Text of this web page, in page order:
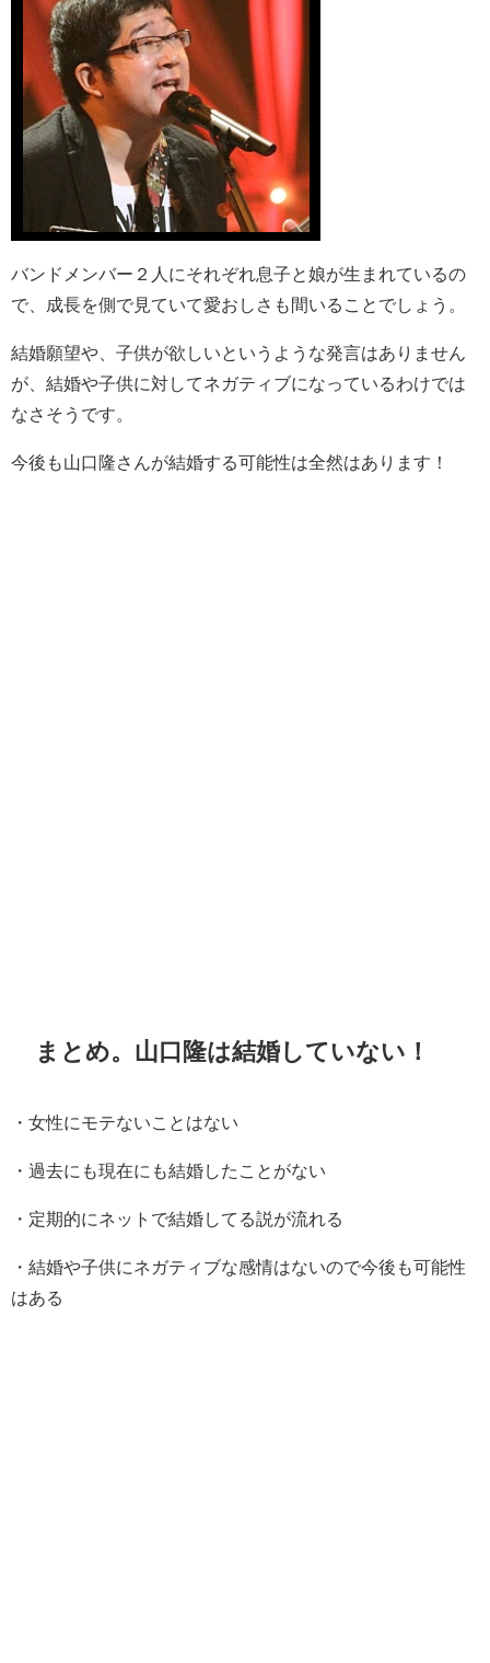
バンドメンバー２人にそれぞれ息子と娘が生まれているの
で、成長を側で見ていて愛おしさも間いることでしょう。
結婚願望や、子供が欲しいというような発言はありません
が、結婚や子供に対してネガティブになっているわけでは
なさそうです。
今後も山口隆さんが結婚する可能性は全然はあります！
まとめ。山口隆は結婚していない！
・女性にモテないことはない
・過去にも現在にも結婚したことがない
・定期的にネットで結婚してる説が流れる
・結婚や子供にネガティブな感情はないので今後も可能性
はある